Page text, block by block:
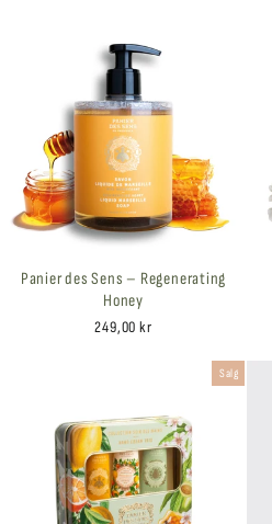
Panier des Sens – Regenerating
Honey
249,00 kr
Salg